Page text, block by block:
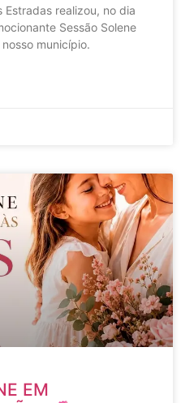
Estradas realizou, no dia
Sessão Solene
município.
EM